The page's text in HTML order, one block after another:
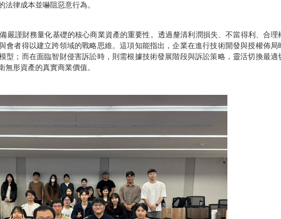
法律成本並嚇阻惡意行為。
嚴謹財務量化基礎的核心商業資產的重要性。透過釐清利潤損失、不當得利、合
會者得以建立跨領域的戰略思維。這項知能指出，企業在進行技術開發與授權佈局
型；而在面臨智財侵害訴訟時，則需根據技術發展階段與訴訟策略，靈活切換最適
無形資產的真實商業價值。